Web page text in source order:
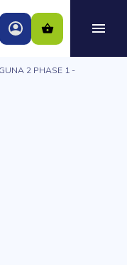
2 PHASE 1 -